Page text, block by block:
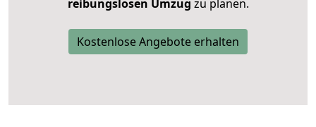
reibungslosen Umzug zu planen.
Kostenlose Angebote erhalten